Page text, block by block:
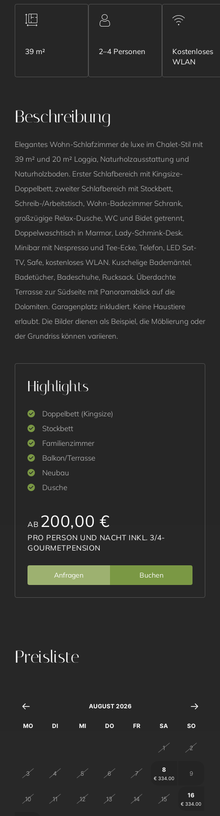
39 m² 2–4 Personen
Kostenloses
WLAN
Beschreibung
Elegantes Wohn-Schlafzimmer de luxe im Chalet-Stil mit
39 m² und 20 m² Loggia, Naturholzausstattung und
Naturholzboden. Erster Schlafbereich mit Kingsize-
Doppelbett, zweiter Schlafbereich mit Stockbett,
Schreib-/Arbeitstisch, Wohn-Badezimmer Schrank,
großzügige Relax-Dusche, WC und Bidet getrennt,
Doppelwaschtisch in Marmor, Lady-Schmink-Desk.
Minibar mit Nespresso und Tee-Ecke, Telefon, LED Sat-
TV, Safe, kostenloses WLAN. Kuschelige Bademäntel,
Badetücher, Badeschuhe, Rucksack. Überdachte
Terrasse zur Südseite mit Panoramablick auf die
Dolomiten. Garagenplatz inkludiert. Keine Haustiere
erlaubt. Die Bilder dienen als Beispiel, die Möblierung oder
der Grundriss können variieren.
Highlights
Doppelbett (Kingsize)
Stockbett
Familienzimmer
Balkon/Terrasse
Neubau
Dusche
AB 200,00 €
PRO PERSON UND NACHT INKL. 3/4-
GOURMETPENSION
Anfragen Buchen
Preisliste
AUGUST 2026
MO DI MI DO FR SA SO
1 2
3 4 5 6 7
8
€ 334.00
9
10 11 12 13 14 15
16
€ 334.00